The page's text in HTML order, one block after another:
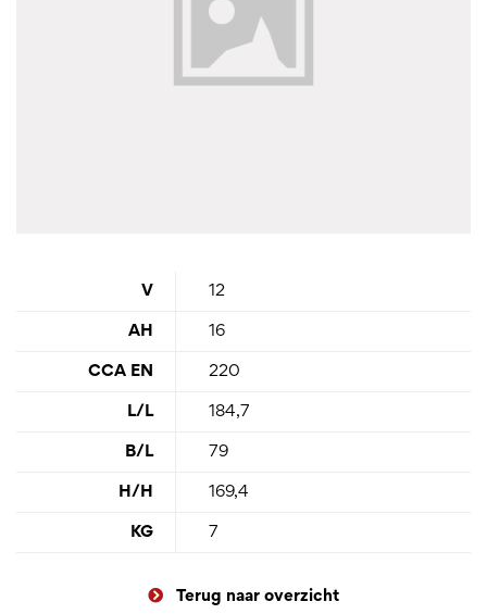
V 12
AH 16
CCA EN 220
L/L 184,7
B/L 79
H/H 169,4
KG 7
Terug naar overzicht